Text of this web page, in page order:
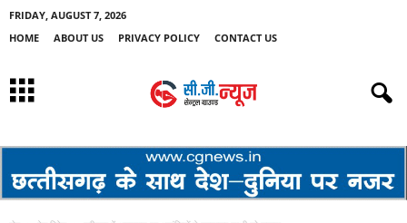
FRIDAY, AUGUST 7, 2026
HOME
ABOUT US PRIVACY POLICY CONTACT US